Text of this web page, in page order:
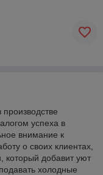
успеха в
внимание к
о своих клиентах,
который добавит уют
холодные